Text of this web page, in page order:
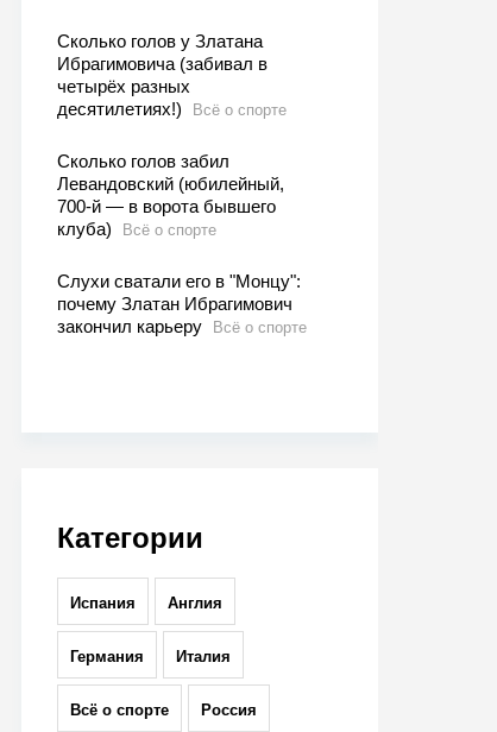
Сколько голов у Златана
Ибрагимовича (забивал в
четырёх разных
десятилетиях!)
Всё о спорте
Сколько голов забил
Левандовский (юбилейный,
700-й — в ворота бывшего
клуба)
Всё о спорте
Слухи сватали его в "Монцу":
почему Златан Ибрагимович
закончил карьеру
Всё о спорте
Категории
Испания Англия
Германия Италия
Всё о спорте Россия